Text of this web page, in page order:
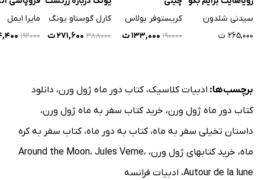
سیدنی شلدون
۲۶۵,۰۰۰ ت
کریستوفر بولاس
۱۹۰۰۰۰ ۱۳۳,۰۰۰ ت
نیچه
کارل گوستاو یونگ
۳۸۸۰۰۰ ۲۷۱,۶۰۰ ت
شوروی
مایرا ایمل
۱۹۲۰۰۰
برچسب‌ها: ادبیات کلاسیک،کتاب دور ماه ژول ورن، دانلود
کتاب دور ماه ژول ورن، خرید کتاب سفر به ماه ژول ورن،
داستان تخیلی سفر به ماه،کتاب به دور ماه،کتاب سفر به کره
ماه، خرید کتابهای ژول ورن، Around the Moon، Jules Verne،
‫‬‭Autour de la lune‬‬، ادبیات فرانسه